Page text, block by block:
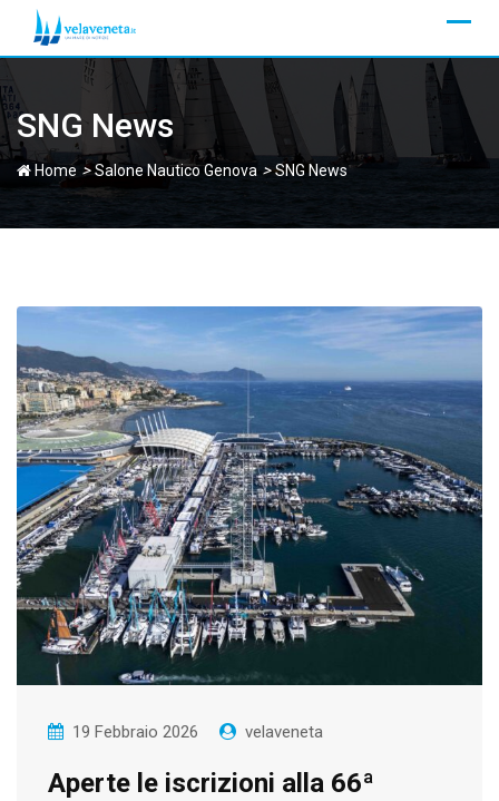
SNG News
Home >Salone Nautico Genova >SNG News
19 Febbraio 2026 velaveneta
Aperte le iscrizioni alla 66ª